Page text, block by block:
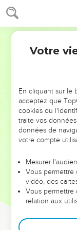
NE
ET SI LEURS
leur foi ou leur
et les saisons
Dans cette
clés pour avancer
Votre
En cliquant sur le
acceptez que
cookies ou
traite vos
données de
votre compte
Mesurer
Vous permettre
vidéo, des
Vous permettre
relation aux